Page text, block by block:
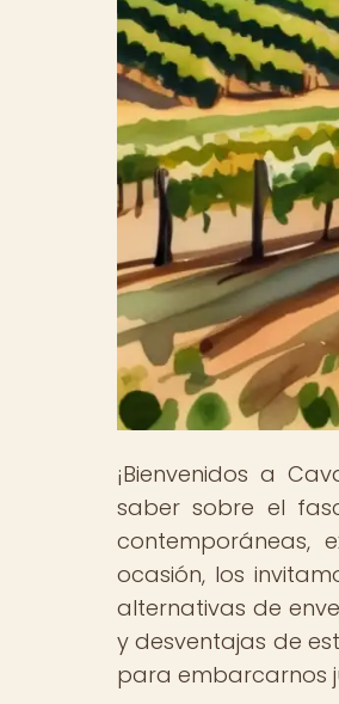
¡Bienvenidos a
saber sobre el
contemporáneas,
ocasión, los
alternativas de
y desventajas de
para embarcarnos